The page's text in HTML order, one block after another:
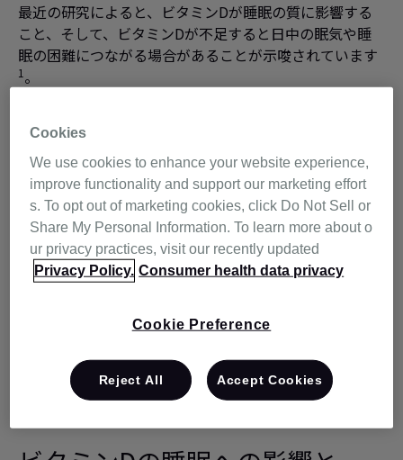
最近の研究によると、ビタミンDが睡眠の質に影響する
こと、そして、ビタミンDが不足すると日中の眠気や睡
眠の困難につながる場合があることが示唆されています
1 。
ビタミンDとは？
ビタミンDは、厳密にいうとビタミンではありません。
実は、ビタミンDは自然の日光にさらされて皮膚で作ら
れる脂溶性ホルモンの一種です。サケやマグロ、牛レ
バー、調理済みの卵黄、キノコ類の一部などの食品にも
2
ビタミンDは主に骨の健康に関連していますが、日光に
よって作られるこのビタミンは、睡眠の改善という点で
も役に立つ可能性があるのです。
Cookies
We use cookies to enhance your website experience,
improve functionality and support our marketing effort
s. To opt out of marketing cookies, click Do Not Sell or
Share My Personal Information. To learn more about o
ur privacy practices, visit our recently updated
Privacy Policy. Consumer health data privacy
Cookie Preference
Reject All Accept Cookies